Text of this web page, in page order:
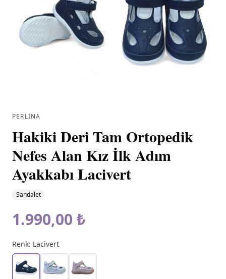
PERLINA
Hakiki Deri Tam Ortopedik
Nefes Alan Kız İlk Adım
Ayakkabı Lacivert
Sandalet
1.990,00 ₺
Renk: Lacivert